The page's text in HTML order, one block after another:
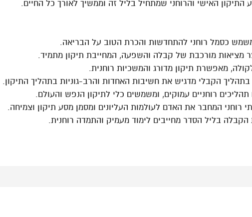
התיקון האישי והרוחני שמתחיל בליל זה וממשיך לאורך כל החיים.
כסמל רוחני להתחדשות והכרת הטוב על הבריאה.
מציאות מורכבת של קבלה והשפעה, המחייבת תיקון מתמיד.
מאפשרת תיקון מדורג והמשכיות רוחנית.
בתהליך הקבלי מדגיש את חשיבות האחדות והרב-גוניות בתהליך התיקון.
רוחניים עמוקים, ומשמשים כלי לתיקון הנפש והעולם.
רוחני המחבר את האדם לעולמות העליונים ומסמן מסע תיקון וצמיחה.
בליל הסדר מחייבים לימוד מעמיק והתמדה רוחנית.